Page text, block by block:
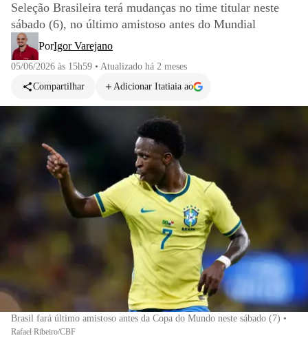
Seleção Brasileira terá mudanças no time titular neste
sábado (6), no último amistoso antes do Mundial
PorIgor Varejano
05/06/2026 às 15h59 • Atualizado há 2 meses
Compartilhar
Adicionar Itatiaia ao
Brasil fará último amistoso antes da Copa do Mundo neste sábado (7) •
Rafael Ribeiro/CBF